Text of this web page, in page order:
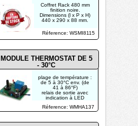
Coffret Rack 480 mm
finition noire.
Dimensions (l x P x H)
440 x 290 x 88 mm.
Réference: WSMI8115
MODULE THERMOSTAT DE 5
- 30°C
plage de température :
de 5 à 30°C env. (de
41 à 86°F)
relais de sortie avec
indication à LED
3A contact NO et NC
alimentation: 12VCC /
Réference: WMHA137